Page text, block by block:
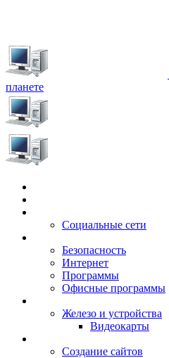
планете
Социальные сети
Безопасность
Интернет
Программы
Офисные программы
Железо и устройства
Видеокарты
Создание сайтов